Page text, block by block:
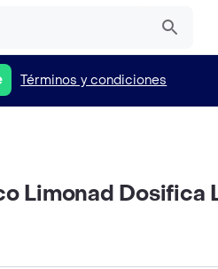
Términos y condiciones
Limonad Dosifica